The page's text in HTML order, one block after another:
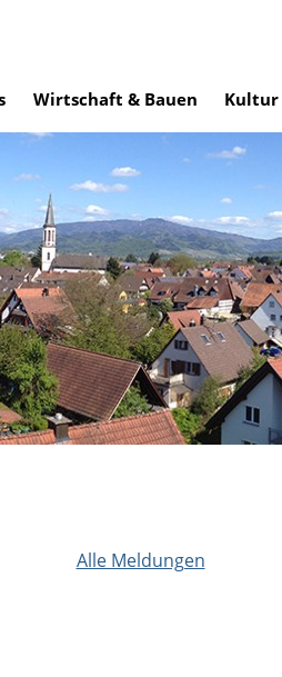
Wirtschaft & Bauen Kultur
Alle Meldungen